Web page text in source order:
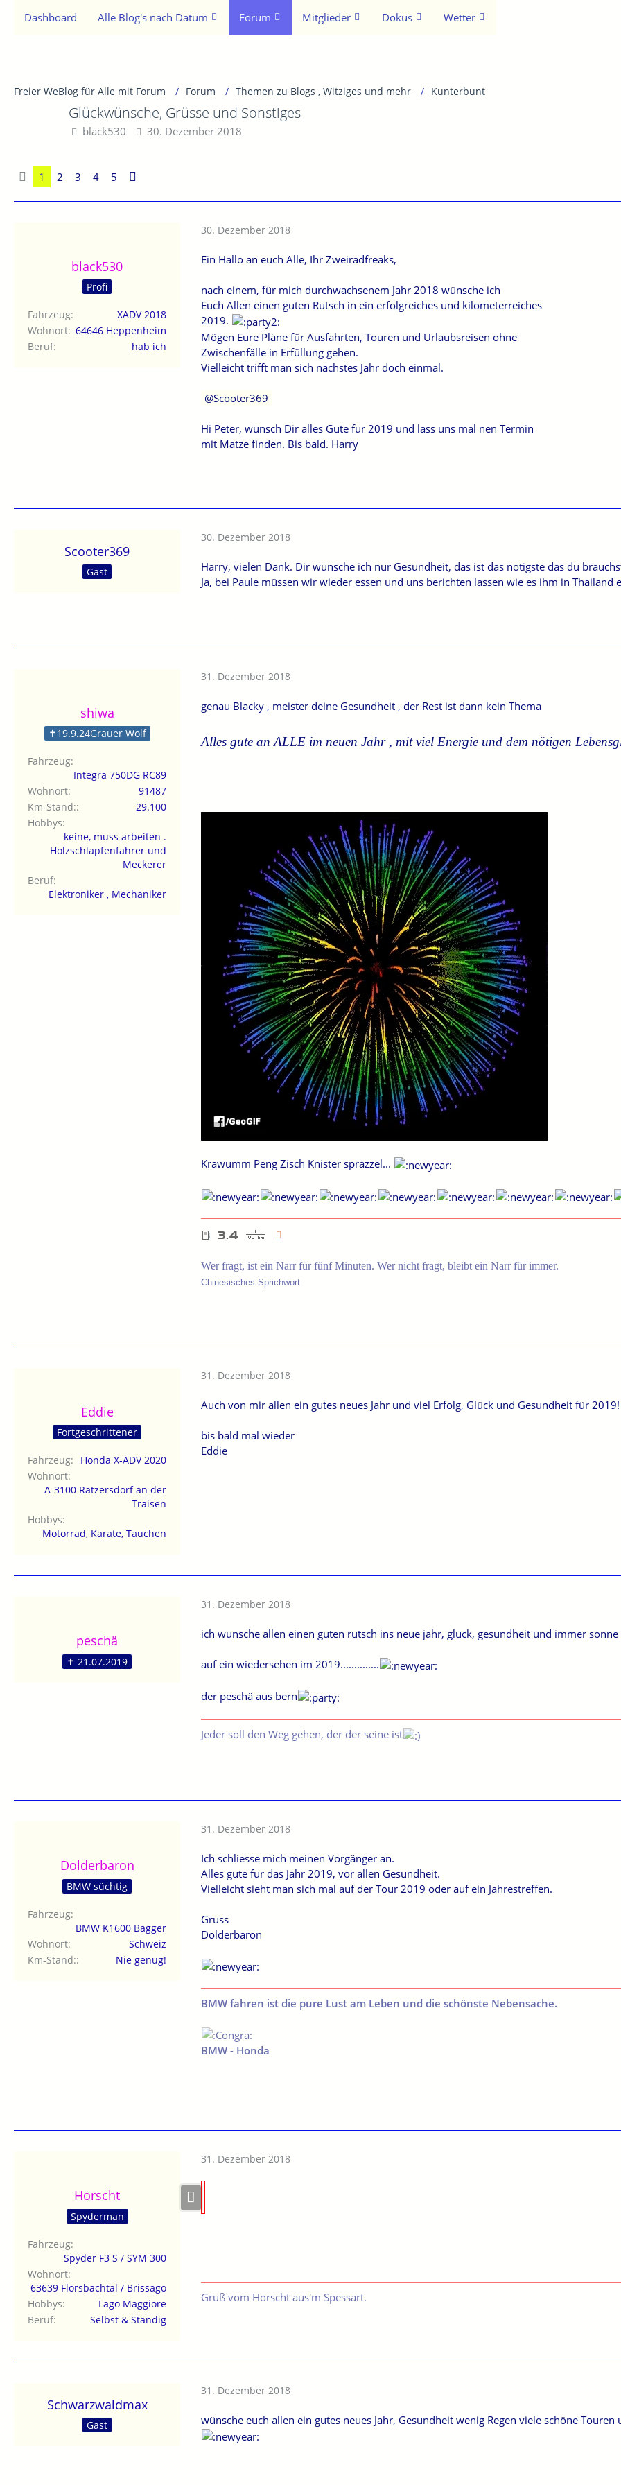
Dashboard Alle Blog's nach Datum Forum Mitglieder Dokus Wetter
Freier WeBlog für Alle mit Forum Forum Themen zu Blogs , Witziges und mehr Kunterbunt
Glückwünsche, Grüsse und Sonstiges
black530 30. Dezember 2018
1 2 3 4 5
black530
Profi
Fahrzeug
XADV 2018
Wohnort 64646 Heppenheim
Beruf
hab ich
30. Dezember 2018
Ein Hallo an euch Alle, Ihr Zweiradfreaks,
nach einem, für mich durchwachsenem Jahr 2018 wünsche ich
Euch Allen einen guten Rutsch in ein erfolgreiches und kilometerreiches
2019.
Mögen Eure Pläne für Ausfahrten, Touren und Urlaubsreisen ohne
Zwischenfälle in Erfüllung gehen.
Vielleicht trifft man sich nächstes Jahr doch einmal.
Scooter369
Hi Peter, wünsch Dir alles Gute für 2019 und lass uns mal nen Termin
mit Matze finden. Bis bald. Harry
Scooter369
Gast
30. Dezember 2018
Harry, vielen Dank. Dir wünsche ich nur Gesundheit, das ist das nötigste das du
Ja, bei Paule müssen wir wieder essen und uns berichten lassen wie es ihm in Thailand
shiwa
✝19.9.24Grauer Wolf
Fahrzeug
Integra 750DG RC89
Wohnort
91487
Km-Stand:
29.100
Hobbys
keine, muss arbeiten .
Holzschlapfenfahrer und
Meckerer
Beruf
Elektroniker , Mechaniker
31. Dezember 2018
genau Blacky , meister deine Gesundheit , der Rest ist dann kein Thema
Alles gute an ALLE im neuen Jahr , mit viel Energie und dem nötigen
Krawumm Peng Zisch Knister sprazzel...
Wer fragt, ist ein Narr für fünf Minuten. Wer nicht fragt, bleibt ein Narr für immer.
Chinesisches Sprichwort
Eddie
Fortgeschrittener
Fahrzeug
Honda X-ADV 2020
Wohnort
A-3100 Ratzersdorf an der
Traisen
Hobbys
Motorrad, Karate, Tauchen
31. Dezember 2018
Auch von mir allen ein gutes neues Jahr und viel Erfolg, Glück und Gesundheit für 2019!
bis bald mal wieder
Eddie
peschä
✝ 21.07.2019
31. Dezember 2018
ich wünsche allen einen guten rutsch ins neue jahr, glück, gesundheit und immer
auf ein wiedersehen im 2019..............
der peschä aus bern
Jeder soll den Weg gehen, der der seine ist
Dolderbaron
BMW süchtig
Fahrzeug
BMW K1600 Bagger
Wohnort
Schweiz
Km-Stand:
Nie genug!
31. Dezember 2018
Ich schliesse mich meinen Vorgänger an.
Alles gute für das Jahr 2019, vor allen Gesundheit.
Vielleicht sieht man sich mal auf der Tour 2019 oder auf ein Jahrestreffen.
Gruss
Dolderbaron
BMW fahren ist die pure Lust am Leben und die schönste Nebensache.
BMW - Honda
Horscht
Spyderman
Fahrzeug
Spyder F3 S / SYM 300
Wohnort
63639 Flörsbachtal / Brissago
Hobbys
Lago Maggiore
Beruf
Selbst & Ständig
31. Dezember 2018
Gruß vom Horscht aus'm Spessart.
Schwarzwaldmax
Gast
31. Dezember 2018
wünsche euch allen ein gutes neues Jahr, Gesundheit wenig Regen viele schöne